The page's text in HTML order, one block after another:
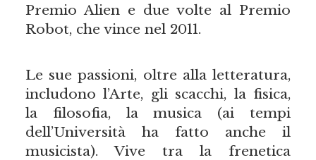
Premio Alien e due volte al Premio
Robot, che vince nel 2011.
Le sue passioni, oltre alla letteratura,
includono l’Arte, gli scacchi, la fisica,
la filosofia, la musica (ai tempi
dell’Università ha fatto anche il
musicista). Vive tra la frenetica